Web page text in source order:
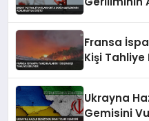
Fransa
Kişi Tahliye
Ukrayna
Gemisini